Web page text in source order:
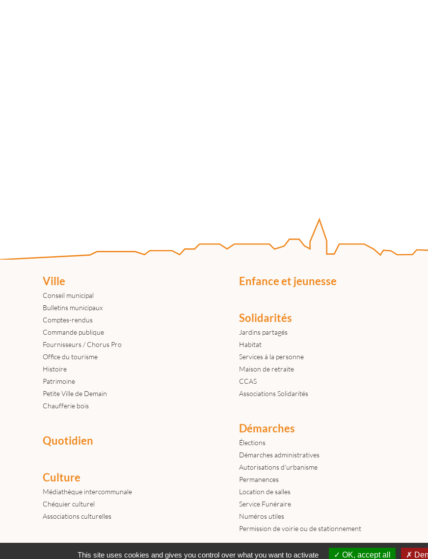
Ville
Conseil municipal
Bulletins municipaux
Comptes-rendus
Commande publique
Fournisseurs / Chorus Pro
Office du tourisme
Histoire
Patrimoine
Petite Ville de Demain
Chaufferie bois
Quotidien
Culture
Médiathèque intercommunale
Chéquier culturel
Associations culturelles
Enfance et jeunesse
Solidarités
Jardins partagés
Habitat
Services à la personne
Maison de retraite
CCAS
Associations Solidarités
Démarches
Élections
Démarches administratives
Autorisations d'urbanisme
Permanences
Location de salles
Service Funéraire
Numéros utiles
Permission de voirie ou de stationnement
Actualités Archives Agenda Contactez-nous Mentions légales © tous droits réservés
This site uses cookies and gives you control over what you want to activate OK, accept all